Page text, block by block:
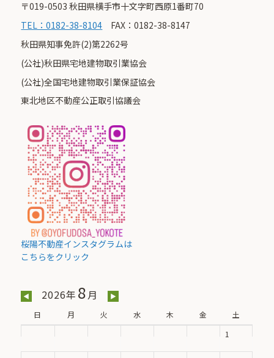
〒019-0503 秋田県横手市十文字町西原1番町70
TEL：0182-38-8104 FAX：0182-38-8147
秋田県知事免許(2)第2262号
(公社)秋田県宅地建物取引業協会
(公社)全国宅地建物取引業保証協会
東北地区不動産公正取引協議会
桜陽不動産インスタグラムは
こちらをクリック
◀ 2026年 8月 ▶
日 月 火 水 木 金
土
1